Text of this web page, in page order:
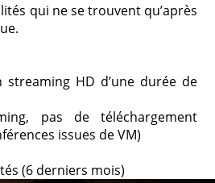
qui ne se trouvent qu’après
streaming HD d’une durée de
pas de téléchargement
issues de VM)
(6 derniers mois)